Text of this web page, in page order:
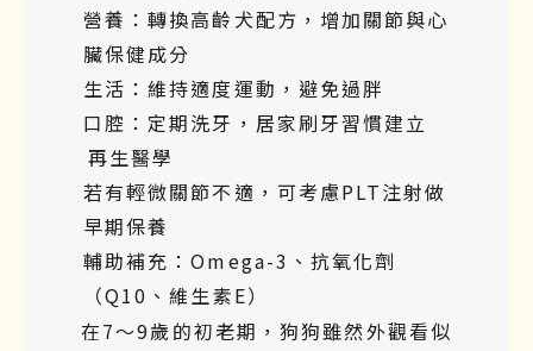
營養：轉換高齡犬配方，增加關節與心
臟保健成分
生活：維持適度運動，避免過胖
口腔：定期洗牙，居家刷牙習慣建立
再生醫學
若有輕微關節不適，可考慮PLT注射做
早期保養
輔助補充：Omega-3、抗氧化劑
（Q10、維生素E）
在7～9歲的初老期，狗狗雖然外觀看似